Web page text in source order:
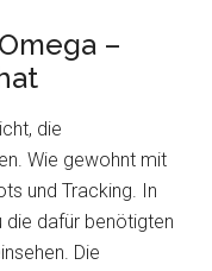
–
die
Wie gewohnt mit
und Tracking. In
die dafür benötigten
Die